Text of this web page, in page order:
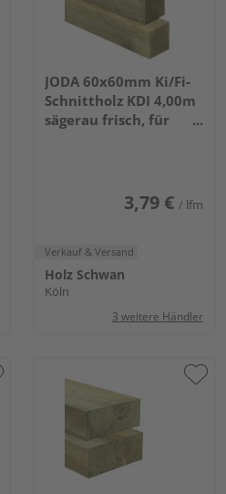
JODA 60x60mm Ki/Fi-
Schnittholz KDI 4,00m
sägerau frisch, für
3,79 € / lfm
Verkauf & Versand
Holz Schwan
Köln
3 weitere Händler